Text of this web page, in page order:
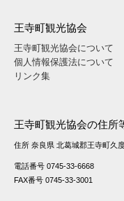
王寺町観光協会
王寺町観光協会について
個人情報保護法について
リンク集
王寺町観光協会の住所
住所 奈良県 北葛城郡王寺町久
電話番号 0745-33-6668
FAX番号 0745-33-3001